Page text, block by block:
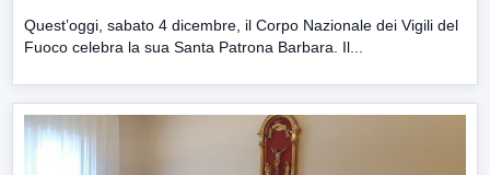
Quest’oggi, sabato 4 dicembre, il Corpo Nazionale dei Vigili del
Fuoco celebra la sua Santa Patrona Barbara. Il...